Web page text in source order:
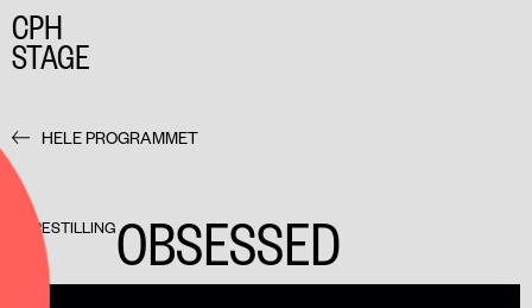
CPH
STAGE
HELE PROGRAMMET
FORESTILLINGOBSESSED